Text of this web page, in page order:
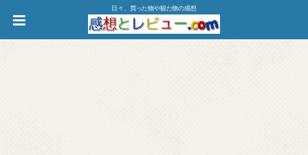
日々、買った物や観た物の感想